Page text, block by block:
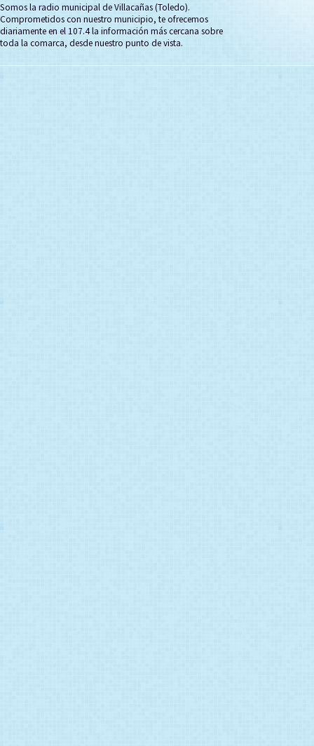
Somos la radio municipal de Villacañas (Toledo).
Comprometidos con nuestro municipio, te ofrecemos
diariamente en el 107.4 la información más cercana sobre
toda la comarca, desde nuestro punto de vista.